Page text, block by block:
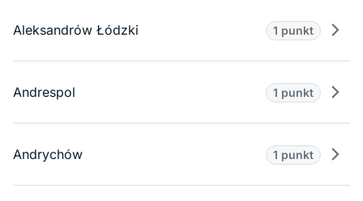
Aleksandrów Łódzki 1 punkt
Andrespol 1 punkt
Andrychów 1 punkt